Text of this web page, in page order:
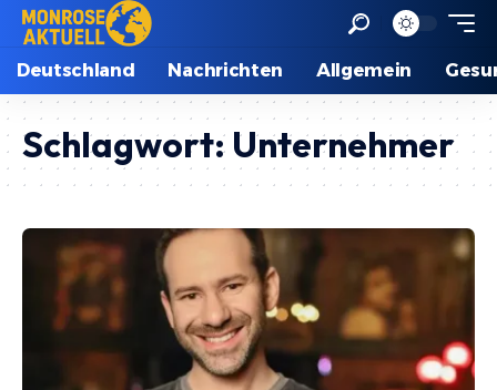
Deutschland Nachrichten Allgemein
Schlagwort: Unternehmer